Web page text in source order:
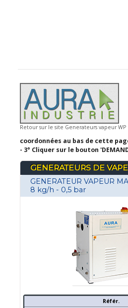
Retour sur le site Generateurs vapeur WP
coordonnées au bas de cette
- 3° Cliquer sur le bouton
GENERATEURS DE
GENERATEUR VAPEUR
8 kg/h - 0,5 bar
Référ.